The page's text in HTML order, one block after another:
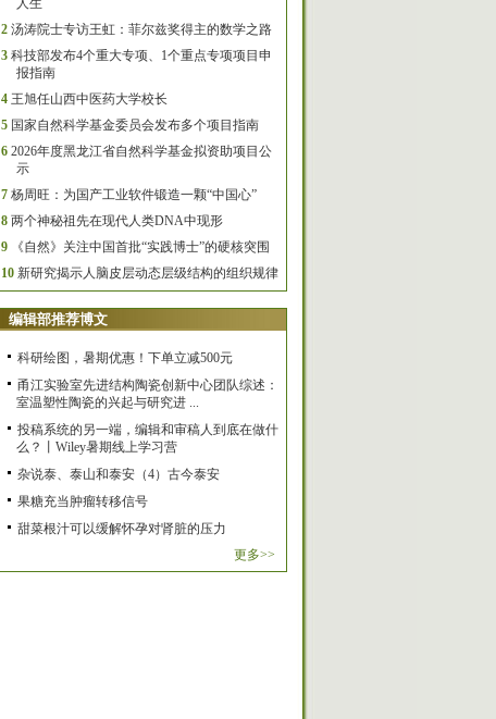
人生
2 汤涛院士专访王虹：菲尔兹奖得主的数学之路
3 科技部发布4个重大专项、1个重点专项项目申
报指南
4 王旭任山西中医药大学校长
5 国家自然科学基金委员会发布多个项目指南
6 2026年度黑龙江省自然科学基金拟资助项目公
示
7 杨周旺：为国产工业软件锻造一颗“中国心”
8 两个神秘祖先在现代人类DNA中现形
9
《自然》关注中国首批“实践博士”的硬核突围
10 新研究揭示人脑皮层动态层级结构的组织规律
编辑部推荐博文
科研绘图，暑期优惠！下单立减500元
甬江实验室先进结构陶瓷创新中心团队综述：
室温塑性陶瓷的兴起与研究进 ...
投稿系统的另一端，编辑和审稿人到底在做什
么？丨Wiley暑期线上学习营
杂说泰、泰山和泰安（4）古今泰安
果糖充当肿瘤转移信号
甜菜根汁可以缓解怀孕对肾脏的压力
更多>>